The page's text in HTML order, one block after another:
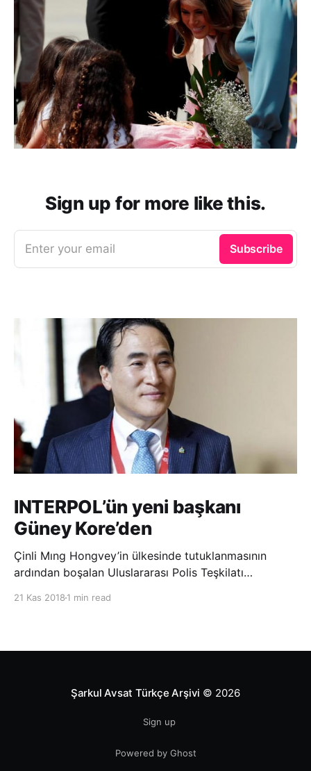
Sign up for more like this.
Enter your email Subscribe
INTERPOL’ün yeni başkanı
Güney Kore’den
Çinli Mıng Hongvey’in ülkesinde tutuklanmasının
ardından boşalan Uluslararası Polis Teşkilatı
21 Kas 2018 1 min read
Şarkul Avsat Türkçe Arşivi © 2026
Sign up
Powered by Ghost